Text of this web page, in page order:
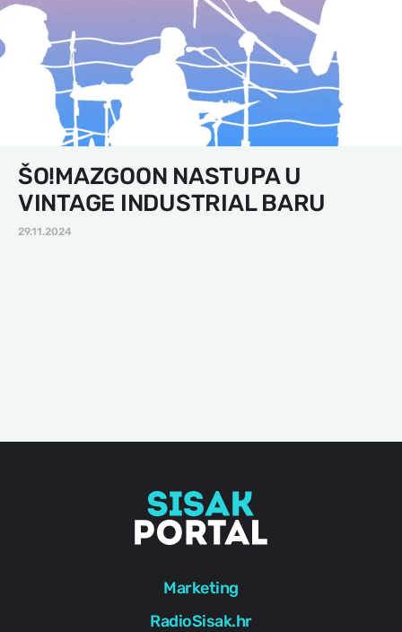
ŠO!MAZGOON NASTUPA U
VINTAGE INDUSTRIAL BARU
29.11.2024
Marketing
RadioSisak.hr